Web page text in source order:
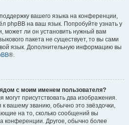
вашего языка на конференции,
phpBB на ваш язык. Попробуйте узнать у
может ли он установить нужный вам
пакета не существует, то вы сами
язык. Дополнительную информацию вы
®.
с моим именем пользователя?
могут присутствовать два изображения.
вашему званию, обычно это звёздочки,
на то, сколько сообщений вы
конференции. Другое, обычно более